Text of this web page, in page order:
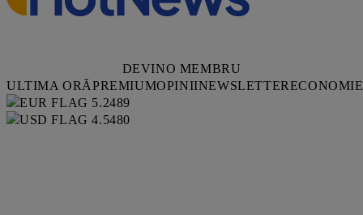
DEVINO MEMBRU
ULTIMA ORĂPREMIUMOPINIINEWSLETTERECONOMIE
5.2489
4.5480